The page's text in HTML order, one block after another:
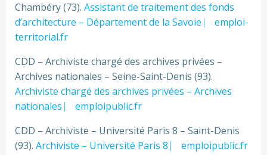
Chambéry (73). Assistant de traitement des fonds
d’architecture – Département de la Savoie ⎸ emploi-
territorial.fr
CDD – Archiviste chargé des archives privées –
Archives nationales – Seine-Saint-Denis (93).
Archiviste chargé des archives privées – Archives
nationales ⎸ emploipublic.fr
CDD – Archiviste – Université Paris 8 – Saint-Denis
(93). Archiviste – Université Paris 8 ⎸ emploipublic.fr